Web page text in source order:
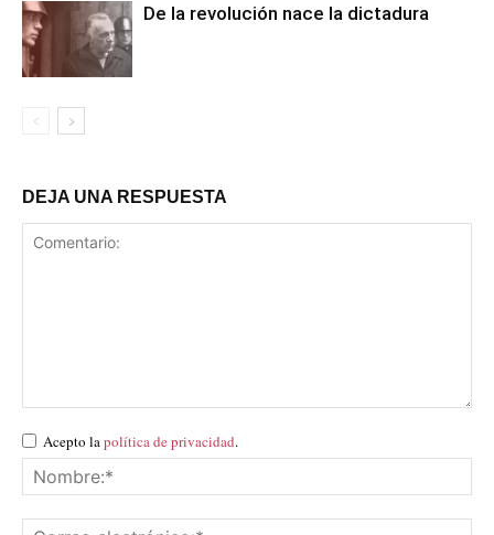
De la revolución nace la dictadura
DEJA UNA RESPUESTA
Acepto lapolítica de privacidad.